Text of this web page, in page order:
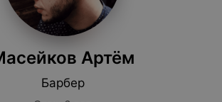
Артём
Барбер